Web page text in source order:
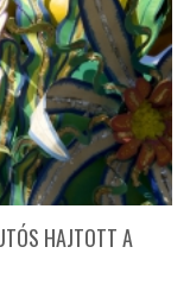
HAJTOTT A